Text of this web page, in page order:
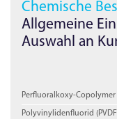
Chemische
Allgemeine
Auswahl an
Perfluoralkoxy-Copolymer
Polyvinylidenfluorid